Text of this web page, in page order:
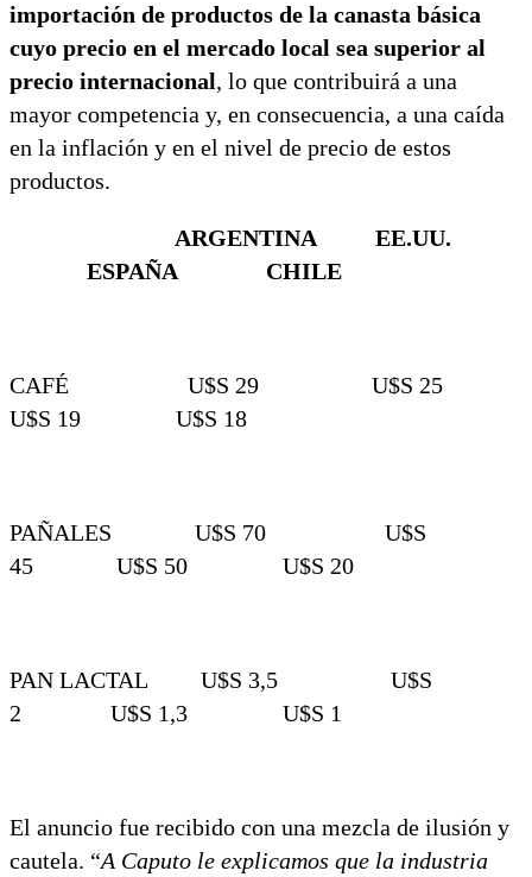
importación de productos de la canasta básica
cuyo precio en el mercado local sea superior al
precio internacional, lo que contribuirá a una
mayor competencia y, en consecuencia, a una caída
en la inflación y en el nivel de precio de estos
productos.
ARGENTINA EE.UU.
ESPAÑA CHILE
CAFÉ U$S 29 U$S 25
U$S 19 U$S 18
PAÑALES U$S 70 U$S
45 U$S 50 U$S 20
PAN LACTAL U$S 3,5 U$S
2 U$S 1,3 U$S 1
El anuncio fue recibido con una mezcla de ilusión y
cautela. “A Caputo le explicamos que la industria